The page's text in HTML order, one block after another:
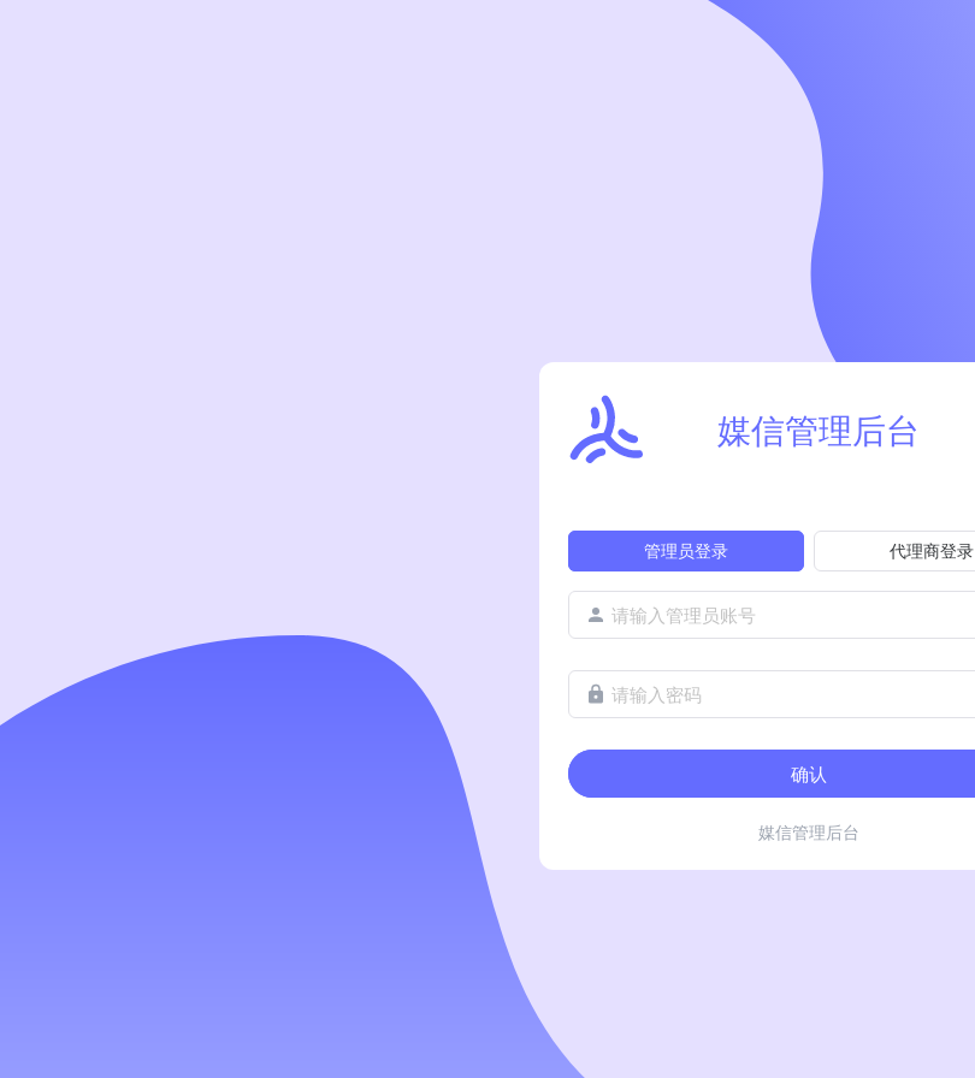
媒信管理后台
管理员登录 代理商登录
请输入管理员账号
请输入密码
确认
媒信管理后台